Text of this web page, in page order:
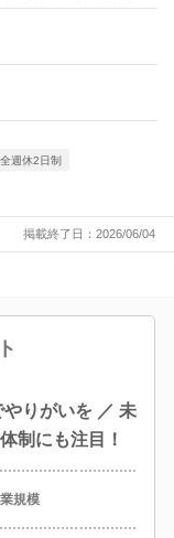
野県、岐阜県、静岡
府、兵庫県、奈良
島県、山口県、徳島
県、長崎県、熊本
週休2日制
掲載終了日：2026/06/04
りがいを ／ 未
制にも注目！
規模